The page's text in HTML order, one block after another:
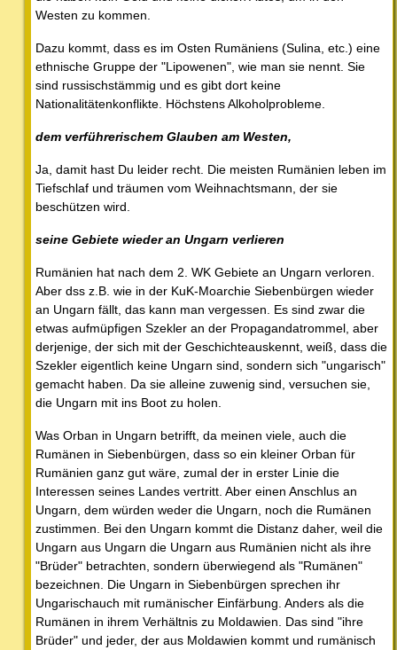
Westen zu kommen.
Dazu kommt, dass es im Osten Rumäniens (Sulina, etc.) eine
ethnische Gruppe der "Lipowenen", wie man sie nennt. Sie
sind russischstämmig und es gibt dort keine
Nationalitätenkonflikte. Höchstens Alkoholprobleme.
dem verführerischem Glauben am Westen,
Ja, damit hast Du leider recht. Die meisten Rumänien leben im
Tiefschlaf und träumen vom Weihnachtsmann, der sie
beschützen wird.
seine Gebiete wieder an Ungarn verlieren
Rumänien hat nach dem 2. WK Gebiete an Ungarn verloren.
Aber dss z.B. wie in der KuK-Moarchie Siebenbürgen wieder
an Ungarn fällt, das kann man vergessen. Es sind zwar die
etwas aufmüpfigen Szekler an der Propagandatrommel, aber
derjenige, der sich mit der Geschichteauskennt, weiß, dass die
Szekler eigentlich keine Ungarn sind, sondern sich "ungarisch"
gemacht haben. Da sie alleine zuwenig sind, versuchen sie,
die Ungarn mit ins Boot zu holen.
Was Orban in Ungarn betrifft, da meinen viele, auch die
Rumänen in Siebenbürgen, dass so ein kleiner Orban für
Rumänien ganz gut wäre, zumal der in erster Linie die
Interessen seines Landes vertritt. Aber einen Anschlus an
Ungarn, dem würden weder die Ungarn, noch die Rumänen
zustimmen. Bei den Ungarn kommt die Distanz daher, weil die
Ungarn aus Ungarn die Ungarn aus Rumänien nicht als ihre
"Brüder" betrachten, sondern überwiegend als "Rumänen"
bezeichnen. Die Ungarn in Siebenbürgen sprechen ihr
Ungarischauch mit rumänischer Einfärbung. Anders als die
Rumänen in ihrem Verhältnis zu Moldawien. Das sind "ihre
Brüder" und jeder, der aus Moldawien kommt und rumänisch